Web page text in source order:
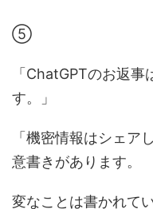
⑤
「ChatGPTのお返
す。」
「機密情報はシェア
意書きがあります。
変なことは書かれて